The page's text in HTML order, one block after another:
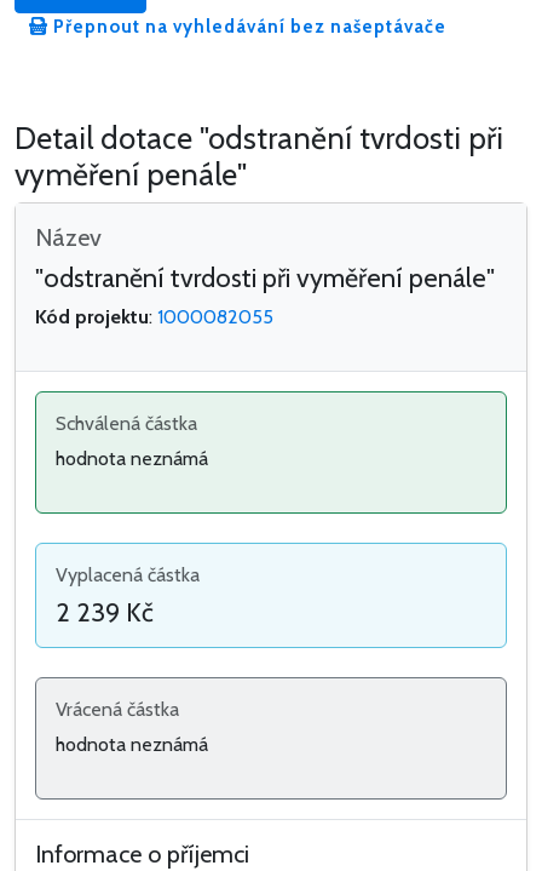
Přepnout na vyhledávání bez našeptávače
Detail dotace "odstranění tvrdosti při
vyměření penále"
Název
"odstranění tvrdosti při vyměření penále"
Kód projektu: 1000082055
Schválená částka
hodnota neznámá
Vyplacená částka
2 239 Kč
Vrácená částka
hodnota neznámá
Informace o příjemci